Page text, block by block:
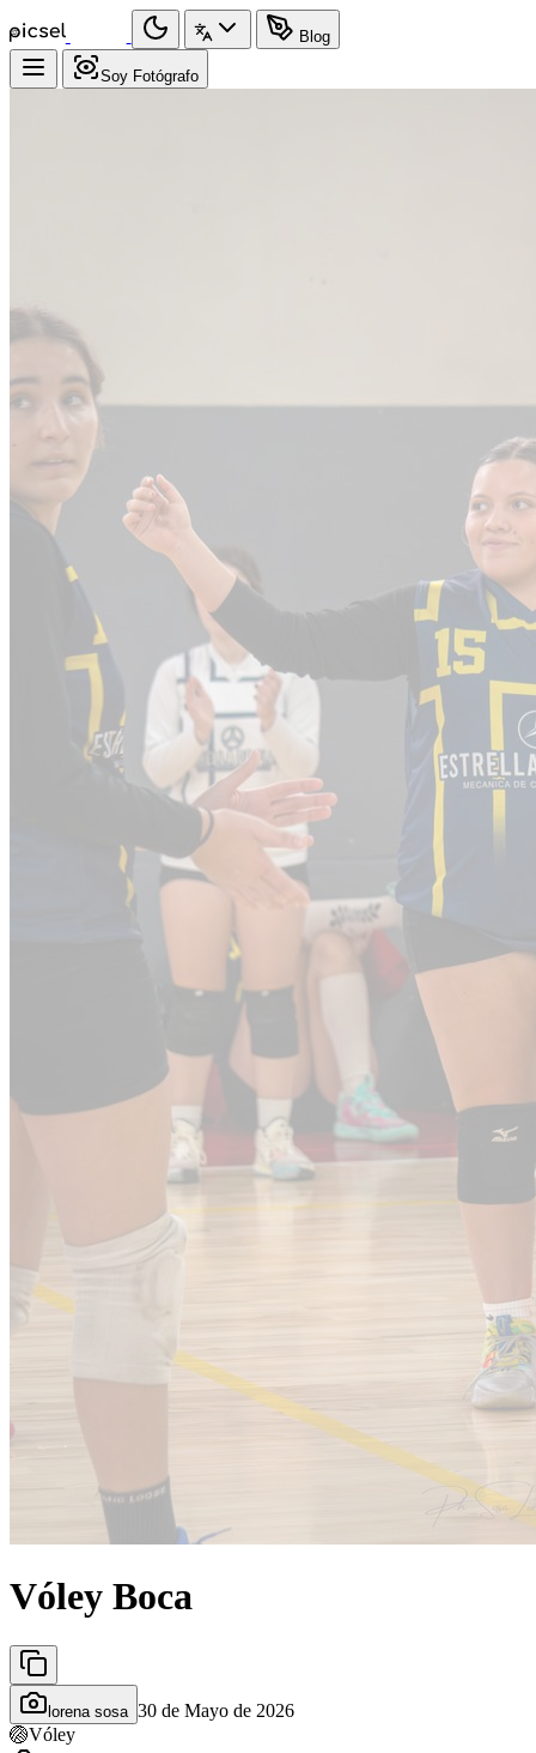
Blog
Soy Fotógrafo
Vóley Boca
lorena sosa 30 de Mayo de 2026
🏐Vóley